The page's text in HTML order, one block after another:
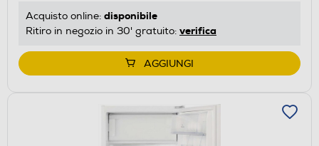
energetico
di
Acquisto online: disponibile
Ritiro in negozio in 30' gratuito: verifica
AGGIUNGI